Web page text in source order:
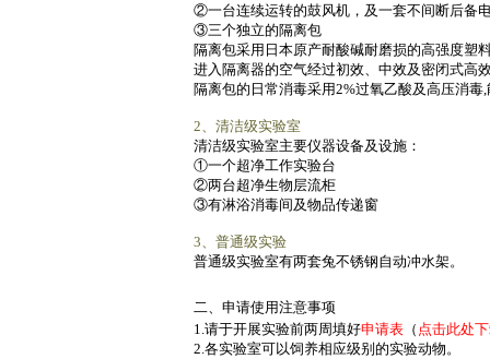
②一台连续运转的鼓风机，及一套不间断后备
③三个独立的隔离包
隔离包采用日本原产耐酸碱耐磨损的高强度塑
进入隔离器的空气经过初效、中效及密闭式高
隔离包的日常消毒采用2%过氧乙酸及高压消
2、清洁级实验室
清洁级实验室主要仪器设备及设施：
①一个超净工作实验台
②两台超净生物层流柜
③有淋浴消毒间及物品传递窗
3、普通级实验
普通级实验室有两套兔不锈钢自动冲水架。
二、申请使用注意事项
1.请于开展实验前两周填好申请表 （ 点击此处
2.各实验室可以饲养相应级别的实验动物。